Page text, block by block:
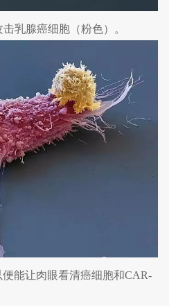
乳腺癌细胞（粉色）。
能让肉眼看清癌细胞和CAR-